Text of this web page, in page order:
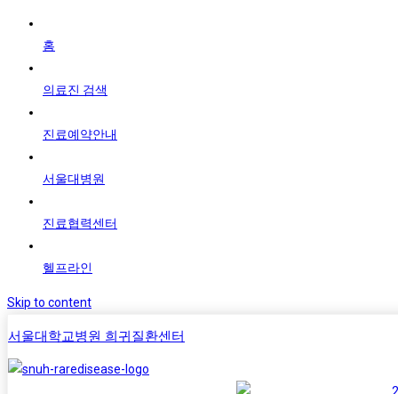
홈
의료진 검색
진료예약안내
서울대병원
진료협력센터
헬프라인
Skip to content
서울대학교병원 희귀질환센터